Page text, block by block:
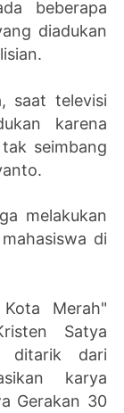
beberapa
diadukan
saat televisi
karena
seimbang
melakukan
di
Merah"
Satya
ditarik dari
karya
Gerakan 30